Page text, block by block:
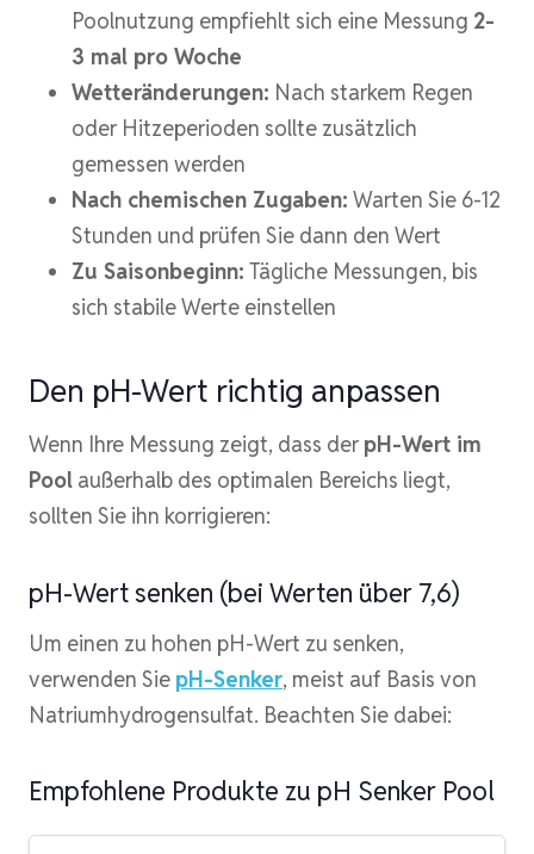
Poolnutzung empfiehlt sich eine Messung 2-
3 mal pro Woche
Wetteränderungen: Nach starkem Regen
oder Hitzeperioden sollte zusätzlich
gemessen werden
Nach chemischen Zugaben: Warten Sie 6-12
Stunden und prüfen Sie dann den Wert
Zu Saisonbeginn: Tägliche Messungen, bis
sich stabile Werte einstellen
Den pH-Wert richtig anpassen
Wenn Ihre Messung zeigt, dass derpH-Wert im
Pool außerhalb des optimalen Bereichs liegt,
sollten Sie ihn korrigieren:
pH-Wert senken (bei Werten über 7,6)
Um einen zu hohen pH-Wert zu senken,
verwenden Sie pH-Senker, meist auf Basis von
Natriumhydrogensulfat. Beachten Sie dabei:
Empfohlene Produkte zu pH Senker Pool